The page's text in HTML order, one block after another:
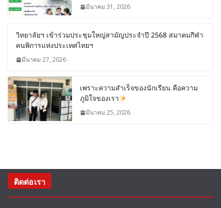
มีนาคม 31, 2026
วิทยาลัยฯ เข้าร่วมประชุมใหญ่สามัญประจำปี 2568 สมาคมกีฬา
คนพิการแห่งประเทศไทยฯ
มีนาคม 27, 2026
เพราะความสำเร็จของนักเรียน คือความ
ภูมิใจของเรา
มีนาคม 25, 2026
ติดต่อเรา